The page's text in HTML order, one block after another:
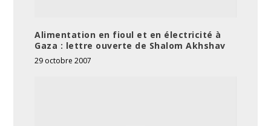
Alimentation en fioul et en électricité à
Gaza : lettre ouverte de Shalom Akhshav
29 octobre 2007